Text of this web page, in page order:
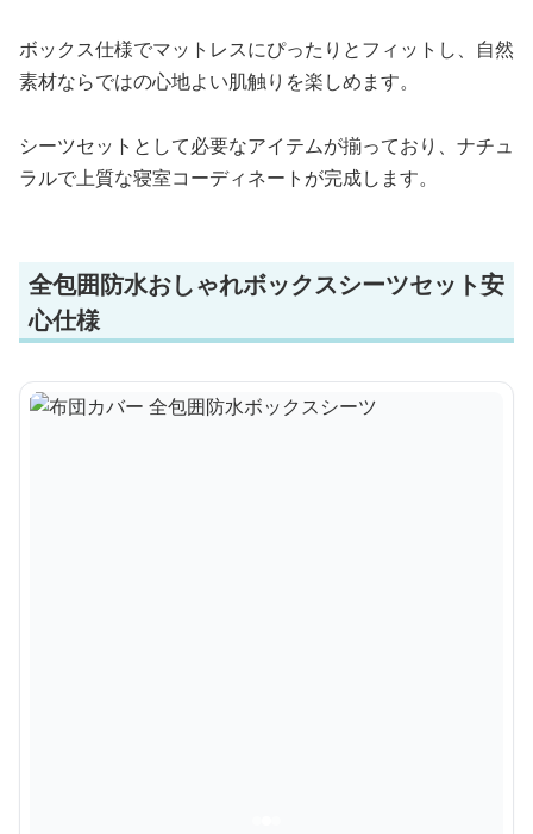
ボックス仕様でマットレスにぴったりとフィットし、自然
素材ならではの心地よい肌触りを楽しめます。
シーツセットとして必要なアイテムが揃っており、ナチュ
ラルで上質な寝室コーディネートが完成します。
全包囲防水おしゃれボックスシーツセット安
心仕様